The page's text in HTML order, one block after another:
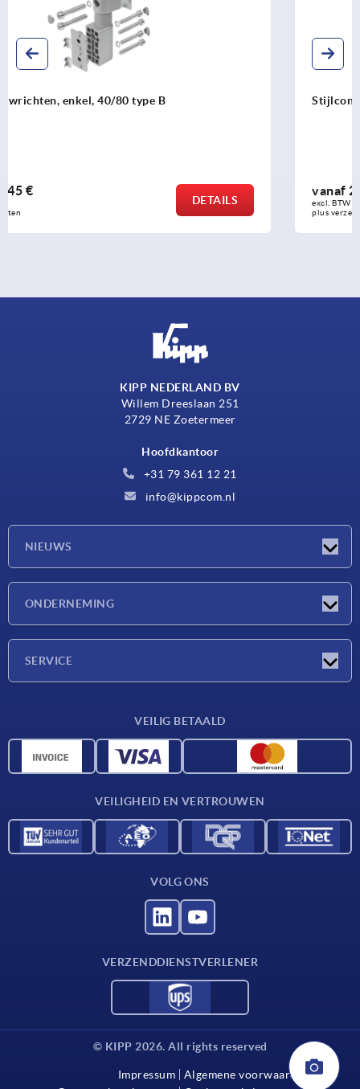
Stijlconsoles type B en type I
vanaf
DETAILS
KIPP NEDERLAND BV
Willem Dreeslaan 251
2729 NE Zoetermeer
Hoofdkantoor
+31 79 361 12 21
info@kippcom.nl
NIEUWS
ONDERNEMING
SERVICE
CAD-gegevens
VEILIG BETAALD
VEILIGHEID EN VERTROUWEN
VOLG ONS
VERZENDDIENSTVERLENER
© KIPP 2026. All rights reserved
Impressum
Algemene voorwaarden